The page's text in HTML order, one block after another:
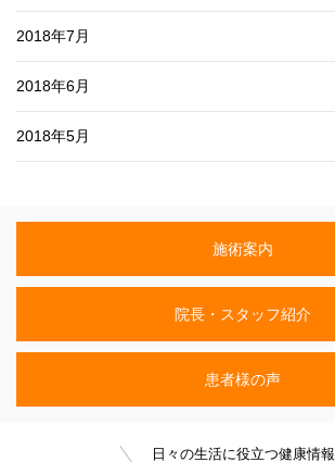
2018年7月
2018年6月
2018年5月
施術案内
院長・スタッフ紹介
患者様の声
日々の生活に役立つ健康情報